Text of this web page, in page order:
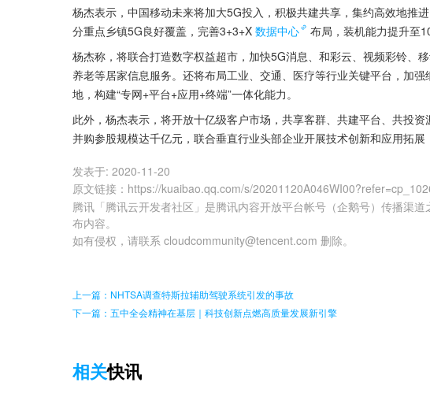
杨杰表示，中国移动未来将加大5G投入，积极共建共享，集约高效地推
分重点乡镇5G良好覆盖，完善3+3+X 数据中心
布局，装机能力提升至
杨杰称，将联合打造数字权益超市，加快5G消息、和彩云、视频彩铃、
养老等居家信息服务。还将布局工业、交通、医疗等行业关键平台，加
地，构建“专网+平台+应用+终端”一体化能力。
此外，杨杰表示，将开放十亿级客户市场，共享客群、共建平台、共投
并购参股规模达千亿元，联合垂直行业头部企业开展技术创新和应用拓展
发表于: 2020-11-20
原文链接 ： https://kuaibao.qq.com/s/
腾讯「腾讯云开发者社区」是腾讯内容开放平台帐号（企鹅号）传播渠道
布内容。
如有侵权，请联系 cloudcommunity@tencent.com 删除。
上一篇：NHTSA调查特斯拉辅助驾驶系统引发的事故
下一篇：五中全会精神在基层｜科技创新点燃高质量发展新引擎
相关快讯